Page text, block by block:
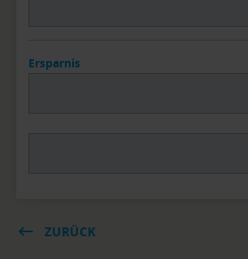
Ersparnis
ZURÜCK